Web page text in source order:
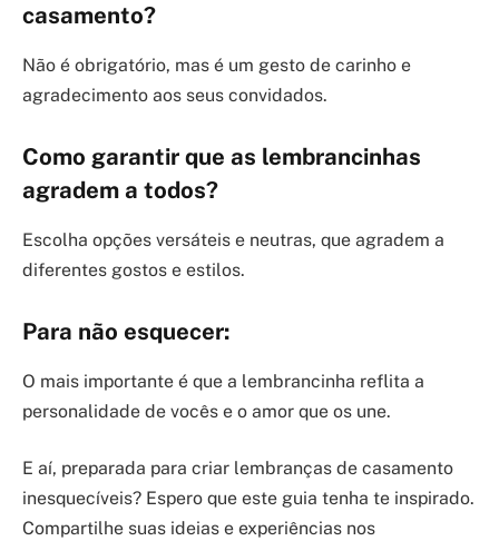
casamento?
Não é obrigatório, mas é um gesto de carinho e
agradecimento aos seus convidados.
Como garantir que as lembrancinhas
agradem a todos?
Escolha opções versáteis e neutras, que agradem a
diferentes gostos e estilos.
Para não esquecer:
O mais importante é que a lembrancinha reflita a
personalidade de vocês e o amor que os une.
E aí, preparada para criar lembranças de casamento
inesquecíveis? Espero que este guia tenha te inspirado.
Compartilhe suas ideias e experiências nos